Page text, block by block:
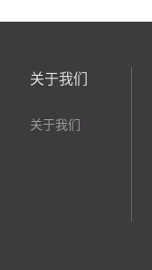
关于我们
关于我们